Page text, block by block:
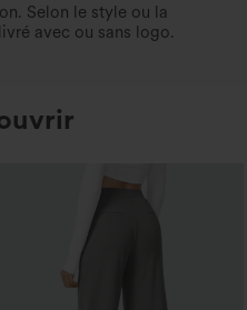
Selon le style ou la
avec ou sans logo.